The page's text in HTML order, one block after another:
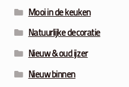
Mooi in de keuken
Natuurlijke decoratie
Nieuw & oud ijzer
Nieuw binnen